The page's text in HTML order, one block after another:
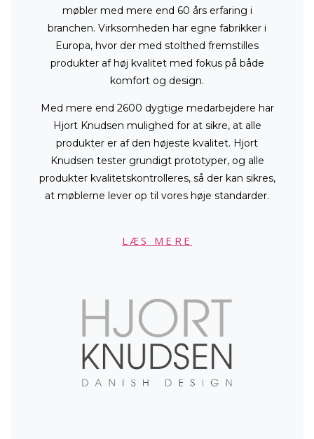
møbler med mere end 60 års erfaring i
branchen. Virksomheden har egne fabrikker i
Europa, hvor der med stolthed fremstilles
produkter af høj kvalitet med fokus på både
komfort og design.
Med mere end 2600 dygtige medarbejdere har
Hjort Knudsen mulighed for at sikre, at alle
produkter er af den højeste kvalitet. Hjort
Knudsen tester grundigt prototyper, og alle
produkter kvalitetskontrolleres, så der kan sikres,
at møblerne lever op til vores høje standarder.
LÆS MERE